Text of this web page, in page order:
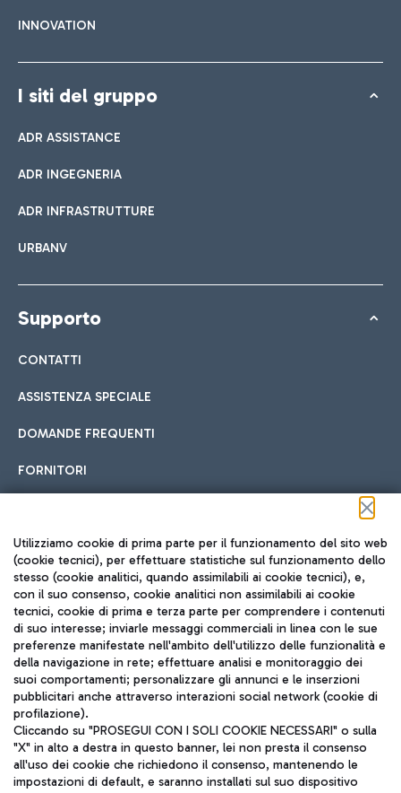
INNOVATION
I siti del gruppo
ADR ASSISTANCE
ADR INGEGNERIA
ADR INFRASTRUTTURE
URBANV
Supporto
CONTATTI
ASSISTENZA SPECIALE
DOMANDE FREQUENTI
FORNITORI
Seguici sui social
TRAVEL JOURNAL
ITA
Utilizziamo cookie di prima parte per il funzionamento del sito web
(cookie tecnici), per effettuare statistiche sul funzionamento dello
stesso (cookie analitici, quando assimilabili ai cookie tecnici), e,
con il suo consenso, cookie analitici non assimilabili ai cookie
tecnici, cookie di prima e terza parte per comprendere i contenuti
di suo interesse; inviarle messaggi commerciali in linea con le sue
preferenze manifestate nell'ambito dell'utilizzo delle funzionalità e
della navigazione in rete; effettuare analisi e monitoraggio dei
suoi comportamenti; personalizzare gli annunci e le inserzioni
pubblicitari anche attraverso interazioni social network (cookie di
profilazione).
Cliccando su "PROSEGUI CON I SOLI COOKIE NECESSARI" o sulla
"X" in alto a destra in questo banner, lei non presta il consenso
all'uso dei cookie che richiedono il consenso, mantenendo le
impostazioni di default, e saranno installati sul suo dispositivo